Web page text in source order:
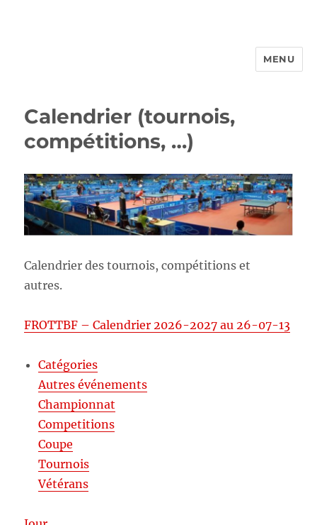
MENU
Calendrier (tournois,
compétitions, …)
Calendrier des tournois, compétitions et
autres.
FROTTBF – Calendrier 2026-2027 au 26-07-13
Catégories
Autres événements
Championnat
Competitions
Coupe
Tournois
Vétérans